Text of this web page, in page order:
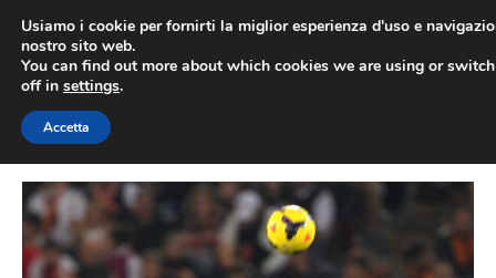
contenuto
Usiamo i cookie per fornirti la miglior esperienza d'uso e
nostro sito web.
You can find out more about which cookies we are using or
off in settings.
Accetta